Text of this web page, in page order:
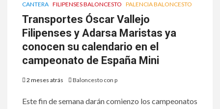
CANTERA FILIPENSES BALONCESTO PALENCIA BALONCESTO
Transportes Óscar Vallejo
Filipenses y Adarsa Maristas ya
conocen su calendario en el
campeonato de España Mini
2 meses atrás Baloncesto con p
Este fin de semana darán comienzo los campeonatos